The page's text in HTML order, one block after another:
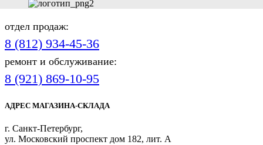
отдел продаж:
8 (812) 934-45-36
ремонт и обслуживание:
8 (921) 869-10-95
АДРЕС МАГАЗИНА-СКЛАДА
г. Санкт-Петербург,
ул. Московский проспект дом 182, лит. А